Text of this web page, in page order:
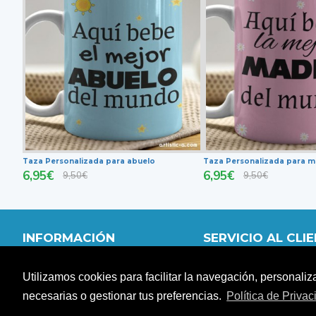
Utilizamos cookies para facilitar la navegación,
necesarias o gestionar tus preferencias. Política de
Taza Personalizada para abuelo
6,95€ 9,50€
Taza Personalizada para
6,95€ 9,50€
INFORMACIÓN
DISTRIBUIDORES
FORMAS DE PAGO
SERVICIO AL
CARRITO
CONTACTO